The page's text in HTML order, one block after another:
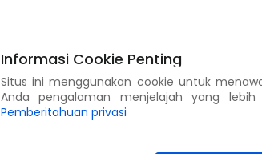
Pantau kebun secara teratur untuk
Pada awal musim semi, pasang
Buang dan hancurkan material hasil
Informasi Cookie Penting
Situs ini menggunakan cookie untuk
Anda pengalaman menjelajah yang lebih
Pemberitahuan privasi